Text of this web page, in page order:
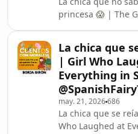
años.Watch Stories
English Fairy Tales
http://
Top 25 stories Play
princesa 😱 | The
guidance: Some
may not be
13 years of age. ►
padres :Alguna
puede no ser
menores de 13
English on our
La chica que
| Girl Who
Everything in
may. 21, 2026686
La chica que se
Who Laughed at